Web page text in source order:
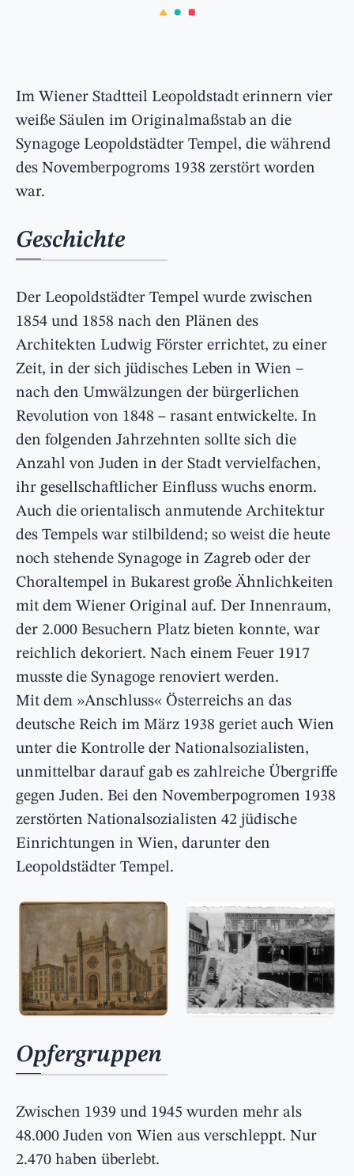
Im Wiener Stadtteil Leopoldstadt erinnern vier
weiße Säulen im Originalmaßstab an die
Synagoge Leopoldstädter Tempel, die während
des Novemberpogroms 1938 zerstört worden
war.
Geschichte
Der Leopoldstädter Tempel wurde zwischen
1854 und 1858 nach den Plänen des
Architekten Ludwig Förster errichtet, zu einer
Zeit, in der sich jüdisches Leben in Wien –
nach den Umwälzungen der bürgerlichen
Revolution von 1848 – rasant entwickelte. In
den folgenden Jahrzehnten sollte sich die
Anzahl von Juden in der Stadt vervielfachen,
ihr gesellschaftlicher Einfluss wuchs enorm.
Auch die orientalisch anmutende Architektur
des Tempels war stilbildend; so weist die heute
noch stehende Synagoge in Zagreb oder der
Choraltempel in Bukarest große Ähnlichkeiten
mit dem Wiener Original auf. Der Innenraum,
der 2.000 Besuchern Platz bieten konnte, war
reichlich dekoriert. Nach einem Feuer 1917
musste die Synagoge renoviert werden.
Mit dem »Anschluss« Österreichs an das
deutsche Reich im März 1938 geriet auch Wien
unter die Kontrolle der Nationalsozialisten,
unmittelbar darauf gab es zahlreiche Übergriffe
gegen Juden. Bei den Novemberpogromen 1938
zerstörten Nationalsozialisten 42 jüdische
Einrichtungen in Wien, darunter den
Leopoldstädter Tempel.
Opfergruppen
Zwischen 1939 und 1945 wurden mehr als
48.000 Juden von Wien aus verschleppt. Nur
2.470 haben überlebt.